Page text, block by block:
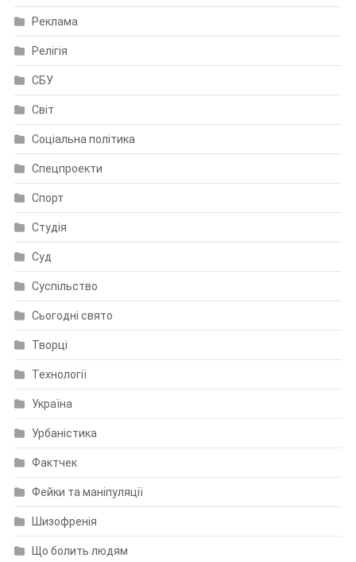
Реклама
Релігія
СБУ
Світ
Соціальна політика
Спецпроекти
Спорт
Студія
Суд
Суспільство
Сьогодні свято
Творці
Технології
Україна
Урбаністика
Фактчек
Фейки та маніпуляції
Шизофренія
Що болить людям